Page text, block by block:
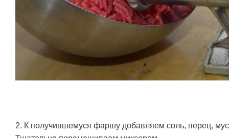
2. К получившемуся фаршу добавляем соль, перец,